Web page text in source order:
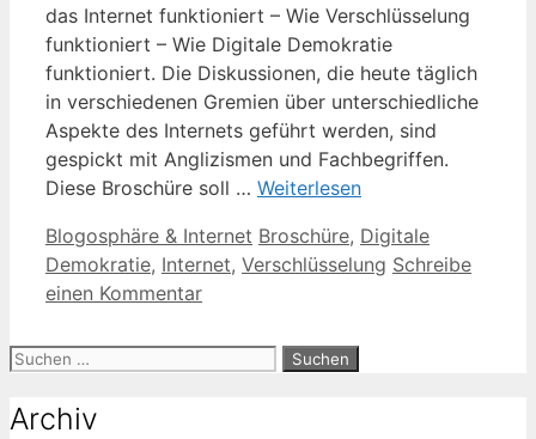
das Internet funktioniert – Wie Verschlüsselung
funktioniert – Wie Digitale Demokratie
funktioniert. Die Diskussionen, die heute täglich
in verschiedenen Gremien über unterschiedliche
Aspekte des Internets geführt werden, sind
gespickt mit Anglizismen und Fachbegriffen.
Diese Broschüre soll … Weiterlesen
Kategorien
Blogosphäre & Internet Schlagwörter
Broschüre, Digitale
Demokratie, Internet, Verschlüsselung Schreibe
einen Kommentar
Suche
Archiv